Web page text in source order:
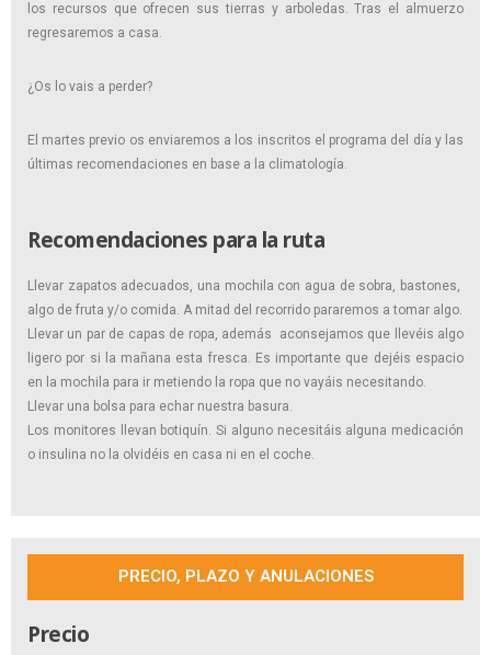
los recursos que ofrecen sus tierras y arboledas. Tras el almuerzo
regresaremos a casa.
¿Os lo vais a perder?
El martes previo os enviaremos a los inscritos el programa del día y las
últimas recomendaciones en base a la climatología.
Recomendaciones para la ruta
Llevar zapatos adecuados, una mochila con agua de sobra, bastones,
algo de fruta y/o comida. A mitad del recorrido pararemos a tomar algo.
Llevar un par de capas de ropa, además aconsejamos que llevéis algo
ligero por si la mañana esta fresca. Es importante que dejéis espacio
en la mochila para ir metiendo la ropa que no vayáis necesitando.
Llevar una bolsa para echar nuestra basura.
Los monitores llevan botiquín. Si alguno necesitáis alguna medicación
o insulina no la olvidéis en casa ni en el coche.
PRECIO, PLAZO Y ANULACIONES
Precio